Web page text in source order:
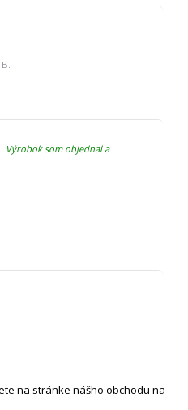
Výrobok som objednal a
na stránke nášho obchodu na